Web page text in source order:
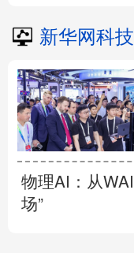
新华网科
物理AI：从
场”